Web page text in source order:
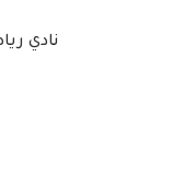
نادي